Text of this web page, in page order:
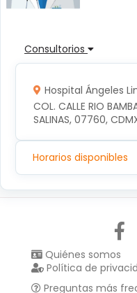
Consultorios
Hospital Ángeles
COL. CALLE RIO
SALINAS, 07760,
Horarios disponibles
Quiénes somos
Política de
Preguntas más